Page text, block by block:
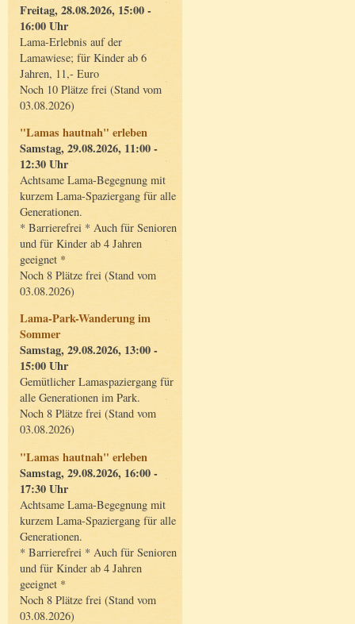
Freitag, 28.08.2026, 15:00 -
16:00 Uhr
Lama-Erlebnis auf der
Lamawiese; für Kinder ab 6
Jahren, 11,- Euro
Noch 10 Plätze frei (Stand vom
03.08.2026)
"Lamas hautnah" erleben
Samstag, 29.08.2026, 11:00 -
12:30 Uhr
Achtsame Lama-Begegnung mit
kurzem Lama-Spaziergang für alle
Generationen.
* Barrierefrei * Auch für Senioren
und für Kinder ab 4 Jahren
geeignet *
Noch 8 Plätze frei (Stand vom
03.08.2026)
Lama-Park-Wanderung im
Sommer
Samstag, 29.08.2026, 13:00 -
15:00 Uhr
Gemütlicher Lamaspaziergang für
alle Generationen im Park.
Noch 8 Plätze frei (Stand vom
03.08.2026)
"Lamas hautnah" erleben
Samstag, 29.08.2026, 16:00 -
17:30 Uhr
Achtsame Lama-Begegnung mit
kurzem Lama-Spaziergang für alle
Generationen.
* Barrierefrei * Auch für Senioren
und für Kinder ab 4 Jahren
geeignet *
Noch 8 Plätze frei (Stand vom
03.08.2026)